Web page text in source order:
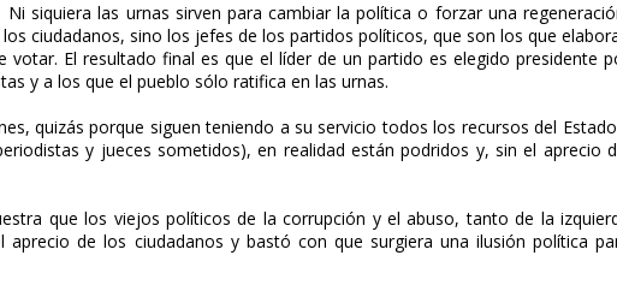
Ni siquiera las urnas sirven para cambiar la política o forzar una
ciudadanos, sino los jefes de los partidos políticos, que son los que
votar. El resultado final es que el líder de un partido es elegido presidente
y a los que el pueblo sólo ratifica en las urnas.
quizás porque siguen teniendo a su servicio todos los recursos del
y jueces sometidos), en realidad están podridos y, sin el aprecio
que los viejos políticos de la corrupción y el abuso, tanto de la
de los ciudadanos y bastó con que surgiera una ilusión política